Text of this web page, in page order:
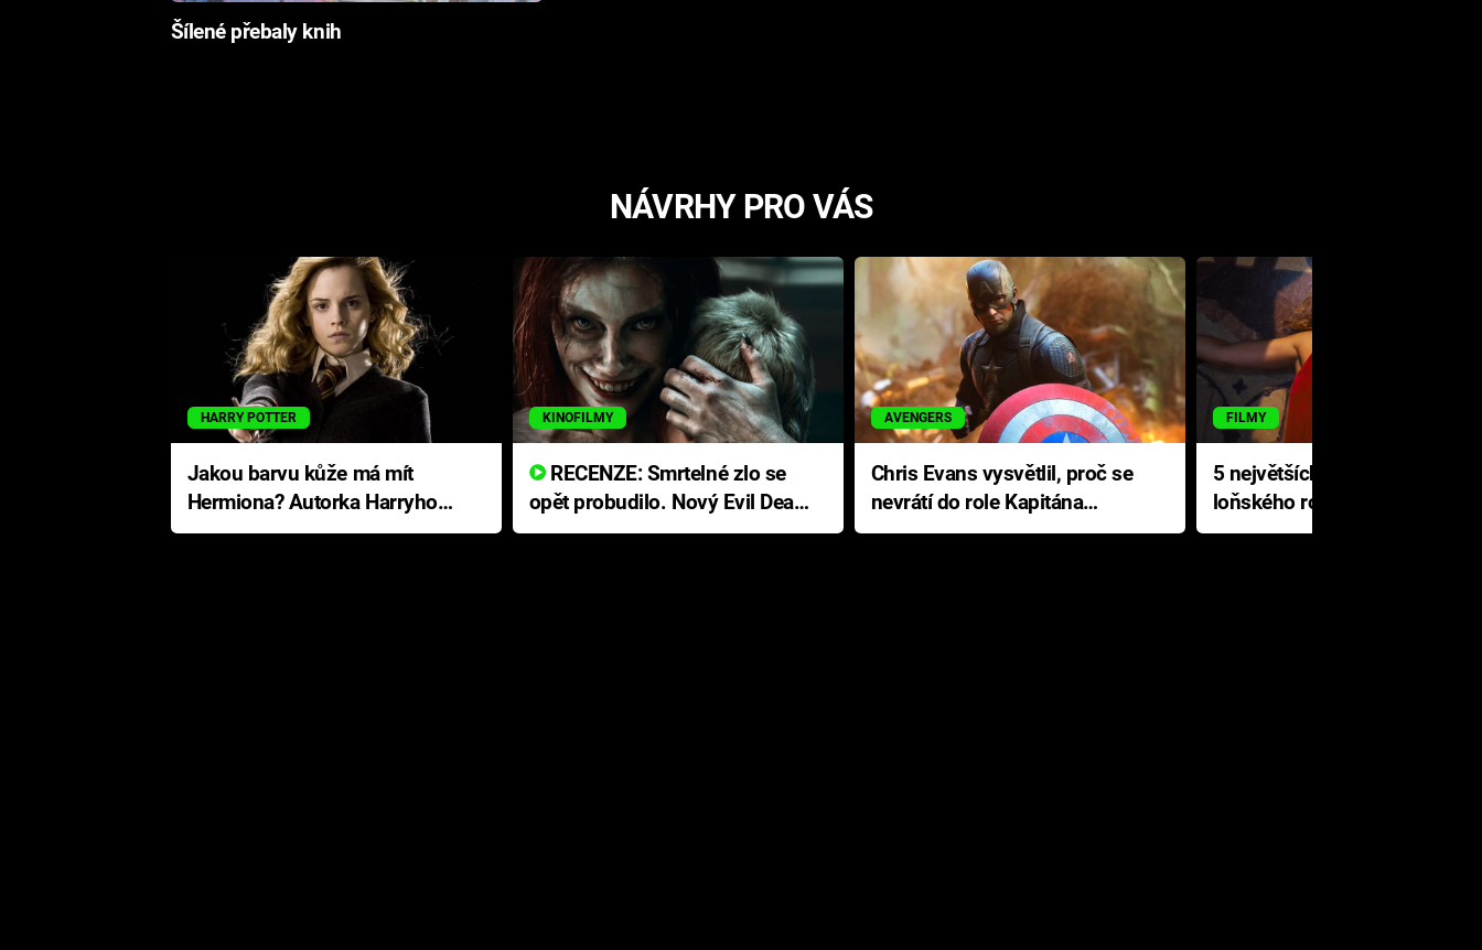
Šílené přebaly knih
NÁVRHY PRO VÁS
HARRY POTTER
Jakou barvu kůže má mít
Hermiona? Autorka Harryho
Pottera přišla s ráznou
KINOFILMY
RECENZE: Smrtelné zlo se
opět probudilo. Nový Evil Dead
přichází s neodolatelnou
AVENGERS
Chris Evans vysvětlil, proč se
nevrátí do role Kapitána
Ameriky
FILMY
5 největších propadáků
loňského roku: Disney na
jediné katastrofě prodělal 200